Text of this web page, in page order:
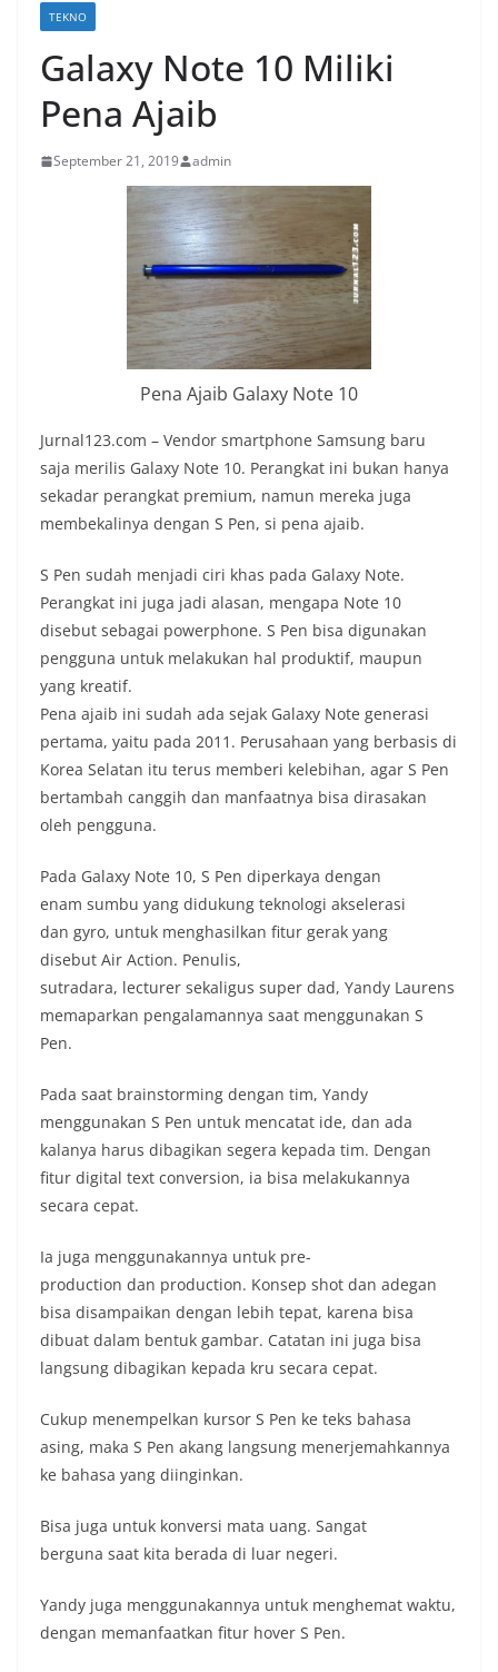
TEKNO
Galaxy Note 10 Miliki
Pena Ajaib
September 21, 2019 admin
Pena Ajaib Galaxy Note 10
Jurnal123.com – Vendor smartphone Samsung baru
saja merilis Galaxy Note 10. Perangkat ini bukan hanya
sekadar perangkat premium, namun mereka juga
membekalinya dengan S Pen, si pena ajaib.
S Pen sudah menjadi ciri khas pada Galaxy Note.
Perangkat ini juga jadi alasan, mengapa Note 10
disebut sebagai powerphone. S Pen bisa digunakan
pengguna untuk melakukan hal produktif, maupun
yang kreatif.
Pena ajaib ini sudah ada sejak Galaxy Note generasi
pertama, yaitu pada 2011. Perusahaan yang berbasis di
Korea Selatan itu terus memberi kelebihan, agar S Pen
bertambah canggih dan manfaatnya bisa dirasakan
oleh pengguna.
Pada Galaxy Note 10, S Pen diperkaya dengan
enam sumbu yang didukung teknologi akselerasi
dan gyro, untuk menghasilkan fitur gerak yang
disebut Air Action. Penulis,
sutradara, lecturer sekaligus super dad, Yandy Laurens
memaparkan pengalamannya saat menggunakan S
Pen.
Pada saat brainstorming dengan tim, Yandy
menggunakan S Pen untuk mencatat ide, dan ada
kalanya harus dibagikan segera kepada tim. Dengan
fitur digital text conversion, ia bisa melakukannya
secara cepat.
Ia juga menggunakannya untuk pre-
production dan production. Konsep shot dan adegan
bisa disampaikan dengan lebih tepat, karena bisa
dibuat dalam bentuk gambar. Catatan ini juga bisa
langsung dibagikan kepada kru secara cepat.
Cukup menempelkan kursor S Pen ke teks bahasa
asing, maka S Pen akang langsung menerjemahkannya
ke bahasa yang diinginkan.
Bisa juga untuk konversi mata uang. Sangat
berguna saat kita berada di luar negeri.
Yandy juga menggunakannya untuk menghemat waktu,
dengan memanfaatkan fitur hover S Pen.